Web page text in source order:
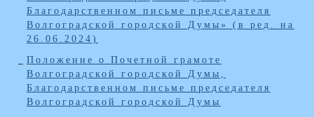
Благодарственном письме председателя
Волгоградской городской Думы» (в ред. на
26.06.2024)
Положение о Почетной грамоте
Волгоградской городской Думы,
Благодарственном письме председателя
Волгоградской городской Думы